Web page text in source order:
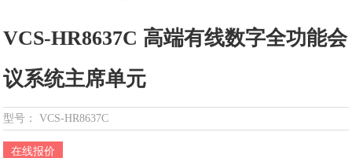
VCS-HR8637C 高端有线数字全功能会
议系统主席单元
型号： VCS-HR8637C
在线报价